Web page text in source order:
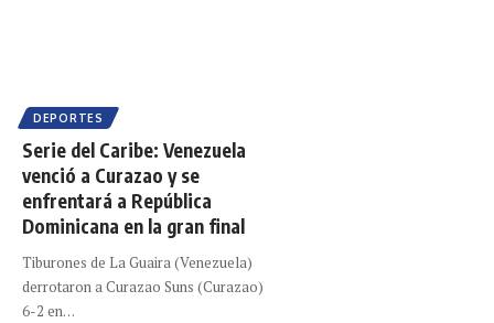
DEPORTES
Serie del Caribe: Venezuela
venció a Curazao y se
enfrentará a República
Dominicana en la gran final
Tiburones de La Guaira (Venezuela)
derrotaron a Curazao Suns (Curazao)
6-2 en…